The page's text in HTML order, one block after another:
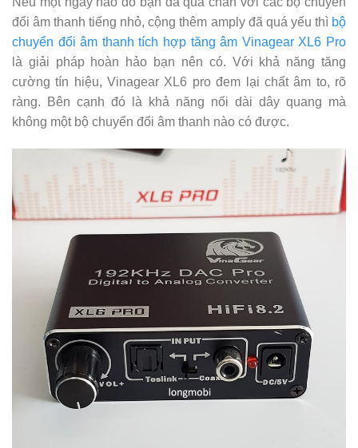
đổi âm thanh tiếng nhỏ, cộng thêm amply đã quá yếu thì bộ
chuyển đổi âm thanh tích hợp tăng âm Vinagear XL6 Pro
là giải pháp hoàn hảo bạn nên có. Với khả năng tăng
cường tín hiệu, Vinagear XL6 pro đem lại chất âm to, rõ
ràng. Bên cạnh đó là khả năng nối dài dây quang mà
không một bộ chuyển đổi âm thanh nào có được.